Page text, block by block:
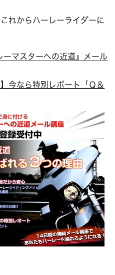
れからハーレーライダーに
マスターへの近道』メール
今なら特別レポート「Ｑ＆